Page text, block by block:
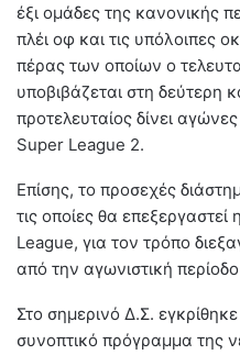
έξι ομάδες της κανονικής
πλέι οφ και τις υπόλοιπες
πέρας των οποίων ο
υποβιβάζεται στη δεύτερη
προτελευταίος δίνει
Super League 2.
Επίσης, το προσεχές
τις οποίες θα
League, για τον τρόπο
από την αγωνιστική
Στο σημερινό Δ.Σ.
συνοπτικό πρόγραμμα της